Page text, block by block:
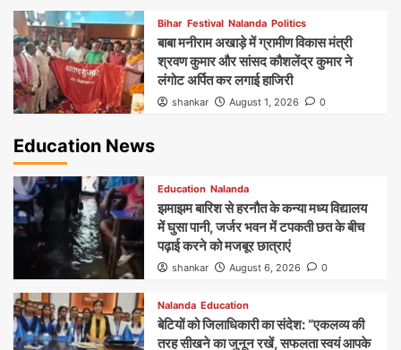
Bihar Festival Nalanda Politics
बाबा मनीराम अखाड़े में ग्रामीण विकास मंत्री
श्रवण कुमार और सांसद कौशलेंद्र कुमार ने
लंगोट अर्पित कर लगाई हाजिरी
shankar August 1, 2026 0
Education News
Education Nalanda
झमाझम बारिश से हरनौत के कन्या मध्य विद्यालय
में घुसा पानी, जर्जर भवन में टपकती छत के बीच
पढ़ाई करने को मजबूर छात्राएं
shankar August 6, 2026 0
Nalanda Education
बेटियों को जिलाधिकारी का संदेश: “एकलव्य की
तरह सीखने का जुनून रखें, सफलता स्वयं आपके